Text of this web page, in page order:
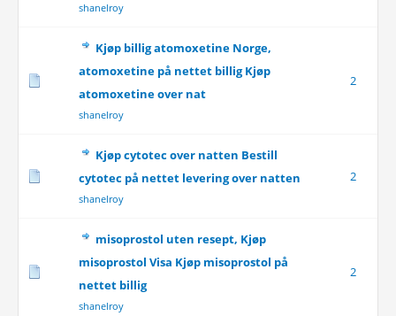
shanelroy
Kjøp billig atomoxetine Norge,
atomoxetine på nettet billig Kjøp
atomoxetine over nat
shanelroy
2
Kjøp cytotec over natten Bestill
cytotec på nettet levering over natten
shanelroy
2
misoprostol uten resept, Kjøp
misoprostol Visa Kjøp misoprostol på
nettet billig
shanelroy
2